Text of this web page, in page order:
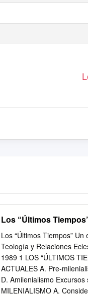
Los “Últimos
Los “Últimos Tiempos”
Teología y Relaciones
1989 1 LOS “ÚLTIMOS
ACTUALES A.
D. Amilenialismo
MILENIALISMO A.